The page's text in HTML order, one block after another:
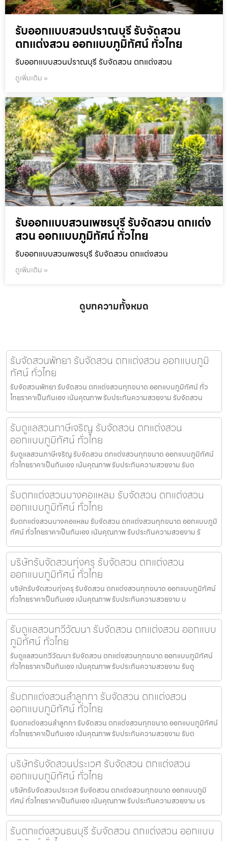
รับออกแบบสวนปราณบุรี รับจัดสวน
ตกแต่งสวน ออกแบบภูมิทัศน์ ทั่วไทย
รับออกแบบสวนปราณบุรี รับจัดสวน ตกแต่งสวน
ดูเพิ่มเติม »
รับออกแบบสวนเพชรบุรี รับจัดสวน ตกแต่ง
สวน ออกแบบภูมิทัศน์ ทั่วไทย
รับออกแบบสวนเพชรบุรี รับจัดสวน ตกแต่งสวน
ดูเพิ่มเติม »
ดูบทความทั้งหมด
รับจัดสวนพัทยา รับจัดสวน ตกแต่งสวน ออกแบบภูมิ
ทัศน์ ทั่วไทย
รับจัดสวนพัทยา รับจัดสวน ตกแต่งสวนทุกขนาด ออกแบบภูมิทัศน์ ทั่ว
ไทยราคาเป็นกันเอง เน้นคุณภาพ รับประกันความสวยงาม รับจัดสวน
รับดูแลสวนภาษีเจริญ รับจัดสวน ตกแต่งสวน
ออกแบบภูมิทัศน์ ทั่วไทย
รับดูแลสวนภาษีเจริญ รับจัดสวน ตกแต่งสวนทุกขนาด ออกแบบภูมิทัศน์
ทั่วไทยราคาเป็นกันเอง เน้นคุณภาพ รับประกันความสวยงาม รับด
รับตกแต่งสวนบางคอแหลม รับจัดสวน ตกแต่งสวน
ออกแบบภูมิทัศน์ ทั่วไทย
รับตกแต่งสวนบางคอแหลม รับจัดสวน ตกแต่งสวนทุกขนาด ออกแบบภูมิ
ทัศน์ ทั่วไทยราคาเป็นกันเอง เน้นคุณภาพ รับประกันความสวยงาม รั
บริษัทรับจัดสวนทุ่งครุ รับจัดสวน ตกแต่งสวน
ออกแบบภูมิทัศน์ ทั่วไทย
บริษัทรับจัดสวนทุ่งครุ รับจัดสวน ตกแต่งสวนทุกขนาด ออกแบบภูมิทัศน์
ทั่วไทยราคาเป็นกันเอง เน้นคุณภาพ รับประกันความสวยงาม บ
รับดูแลสวนทวีวัฒนา รับจัดสวน ตกแต่งสวน ออกแบบ
ภูมิทัศน์ ทั่วไทย
รับดูแลสวนทวีวัฒนา รับจัดสวน ตกแต่งสวนทุกขนาด ออกแบบภูมิทัศน์
ทั่วไทยราคาเป็นกันเอง เน้นคุณภาพ รับประกันความสวยงาม รับดู
รับตกแต่งสวนลำลูกกา รับจัดสวน ตกแต่งสวน
ออกแบบภูมิทัศน์ ทั่วไทย
รับตกแต่งสวนลำลูกกา รับจัดสวน ตกแต่งสวนทุกขนาด ออกแบบภูมิทัศน์
ทั่วไทยราคาเป็นกันเอง เน้นคุณภาพ รับประกันความสวยงาม รับต
บริษัทรับจัดสวนประเวศ รับจัดสวน ตกแต่งสวน
ออกแบบภูมิทัศน์ ทั่วไทย
บริษัทรับจัดสวนประเวศ รับจัดสวน ตกแต่งสวนทุกขนาด ออกแบบภูมิ
ทัศน์ ทั่วไทยราคาเป็นกันเอง เน้นคุณภาพ รับประกันความสวยงาม บร
รับตกแต่งสวนธนบุรี รับจัดสวน ตกแต่งสวน ออกแบบ